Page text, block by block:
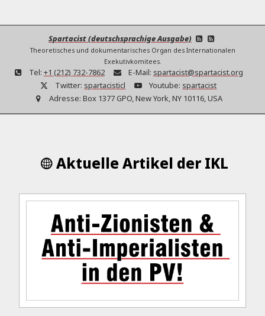
Spartacist (deutschsprachige Ausgabe)
Theoretisches und dokumentarisches Organ des Internationalen
Exekutivkomitees.
Tel: +1 (212) 732-7862 E-Mail: spartacist@spartacist.org
Twitter: spartacisticl Youtube: spartacist
Adresse: Box 1377 GPO, New York, NY 10116, USA
Aktuelle Artikel der IKL